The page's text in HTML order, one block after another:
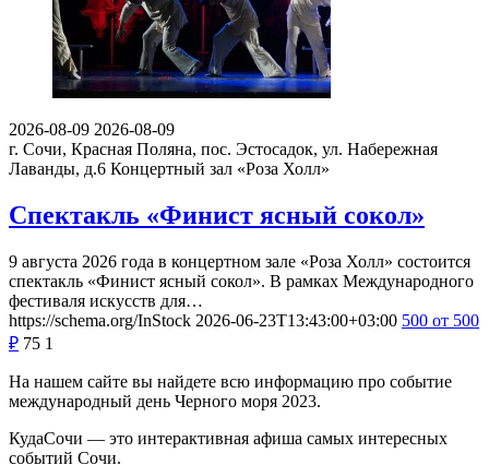
2026-08-09 2026-08-09
г. Сочи, Красная Поляна, пос. Эстосадок, ул. Набережная
Лаванды, д.6 Концертный зал «Роза Холл»
Спектакль «Финист ясный сокол»
9 августа 2026 года в концертном зале «Роза Холл» состоится
спектакль «Финист ясный сокол». В рамках Международного
фестиваля искусств для…
https://schema.org/InStock 2026-06-23T13:43:00+03:00 500 от 500
₽ 75 1
На нашем сайте вы найдете всю информацию про событие
международный день Черного моря 2023.
КудаСочи — это интерактивная афиша самых интересных
событий Сочи.